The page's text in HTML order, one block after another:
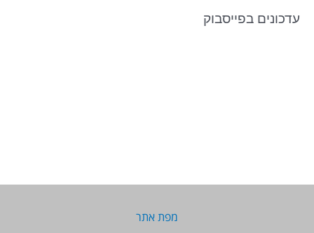
עדכונים בפייסבוק
מפת אתר